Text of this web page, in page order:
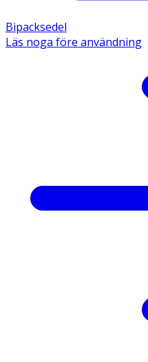
Bipacksedel
Läs noga före användning